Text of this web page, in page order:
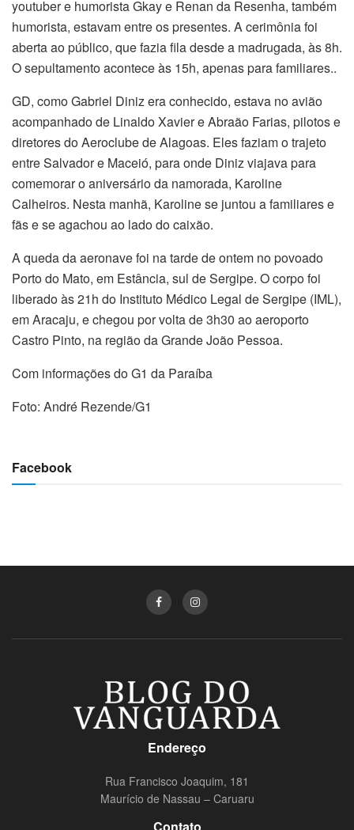
youtuber e humorista Gkay e Renan da Resenha, também
humorista, estavam entre os presentes. A cerimônia foi
aberta ao público, que fazia fila desde a madrugada, às 8h.
O sepultamento acontece às 15h, apenas para familiares..
GD, como Gabriel Diniz era conhecido, estava no avião
acompanhado de Linaldo Xavier e Abraão Farias, pilotos e
diretores do Aeroclube de Alagoas. Eles faziam o trajeto
entre Salvador e Maceió, para onde Diniz viajava para
comemorar o aniversário da namorada, Karoline
Calheiros. Nesta manhã, Karoline se juntou a familiares e
fãs e se agachou ao lado do caixão.
A queda da aeronave foi na tarde de ontem no povoado
Porto do Mato, em Estância, sul de Sergipe. O corpo foi
liberado às 21h do Instituto Médico Legal de Sergipe (IML),
em Aracaju, e chegou por volta de 3h30 ao aeroporto
Castro Pinto, na região da Grande João Pessoa.
Com informações do G1 da Paraíba
Foto: André Rezende/G1
Facebook
Endereço
Rua Francisco Joaquim, 181
Maurício de Nassau – Caruaru
Contato